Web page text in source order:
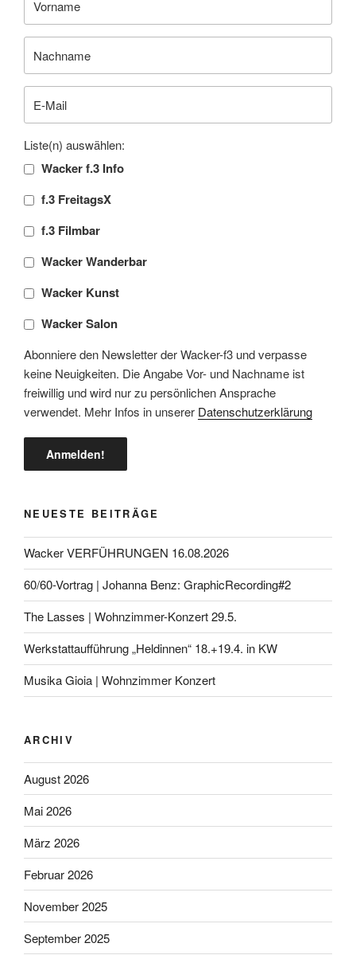
Liste(n) auswählen:
Wacker f.3 Info
f.3 FreitagsX
f.3 Filmbar
Wacker Wanderbar
Wacker Kunst
Wacker Salon
Abonniere den Newsletter der Wacker-f3 und verpasse
keine Neuigkeiten. Die Angabe Vor- und Nachname ist
freiwillig und wird nur zu persönlichen Ansprache
verwendet. Mehr Infos in unserer Datenschutzerklärung
NEUESTE BEITRÄGE
Wacker VERFÜHRUNGEN 16.08.2026
60/60-Vortrag | Johanna Benz: GraphicRecording#2
The Lasses | Wohnzimmer-Konzert 29.5.
Werkstattaufführung „Heldinnen“ 18.+19.4. in KW
Musika Gioia | Wohnzimmer Konzert
ARCHIV
August 2026
Mai 2026
März 2026
Februar 2026
November 2025
September 2025